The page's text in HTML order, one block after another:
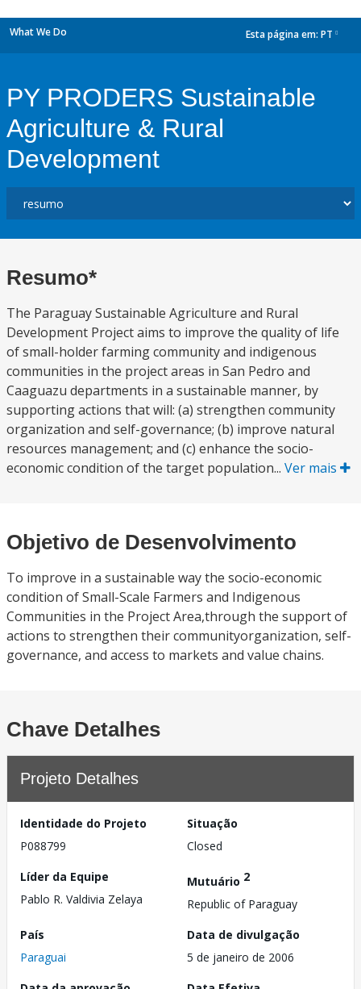
What We Do Esta página em: PT
PY PRODERS Sustainable
Agriculture & Rural
Development
Resumo*
The Paraguay Sustainable Agriculture and Rural
Development Project aims to improve the quality of life
of small-holder farming community and indigenous
communities in the project areas in San Pedro and
Caaguazu departments in a sustainable manner, by
supporting actions that will: (a) strengthen community
organization and self-governance; (b) improve natural
resources management; and (c) enhance the socio-
economic condition of the target population... Ver mais
Objetivo de Desenvolvimento
To improve in a sustainable way the socio-economic
condition of Small-Scale Farmers and Indigenous
Communities in the Project Area,through the support of
actions to strengthen their communityorganization, self-
governance, and access to markets and value chains.
Chave Detalhes
Projeto Detalhes
Identidade do Projeto
P088799
Situação
Closed
Líder da Equipe
Pablo R. Valdivia Zelaya
Mutuário 2
Republic of Paraguay
País
Paraguai
Data de divulgação
5 de janeiro de 2006